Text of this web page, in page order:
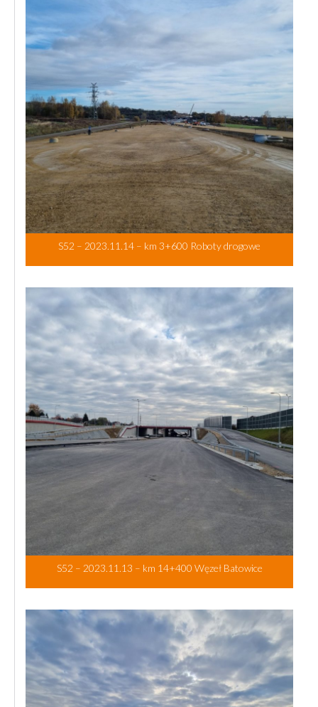
S52 – 2023.11.14 – km 3+600 Roboty drogowe
S52 – 2023.11.13 – km 14+400 Węzeł Batowice